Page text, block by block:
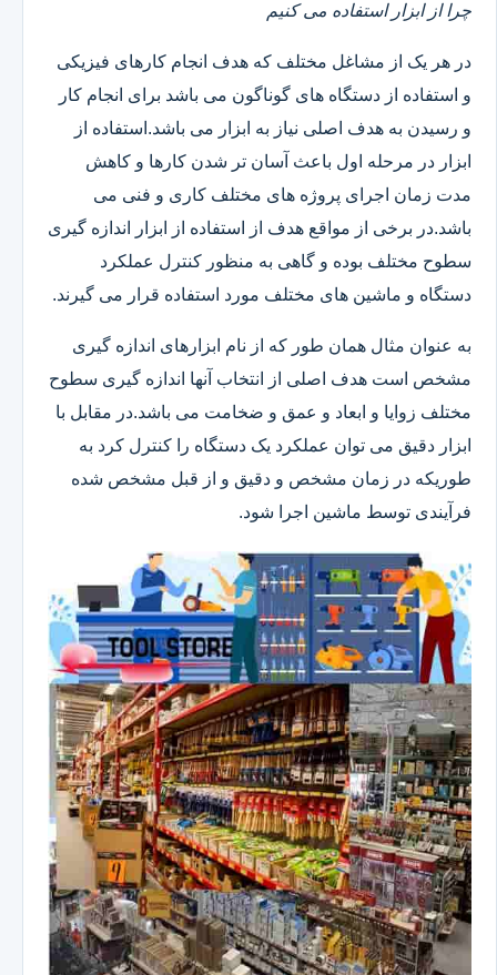
چرا از ابزار استفاده می کنیم
در هر یک از مشاغل مختلف که هدف انجام کارهای فیزیکی
و استفاده از دستگاه های گوناگون می باشد برای انجام کار
و رسیدن به هدف اصلی نیاز به ابزار می باشد.استفاده از
ابزار در مرحله اول باعث آسان تر شدن کارها و کاهش
مدت زمان اجرای پروژه های مختلف کاری و فنی می
باشد.در برخی از مواقع هدف از استفاده از ابزار اندازه گیری
سطوح مختلف بوده و گاهی به منظور کنترل عملکرد
دستگاه و ماشین های مختلف مورد استفاده قرار می گیرند.
به عنوان مثال همان طور که از نام ابزارهای اندازه گیری
مشخص است هدف اصلی از انتخاب آنها اندازه گیری سطوح
مختلف زوایا و ابعاد و عمق و ضخامت می باشد.در مقابل با
ابزار دقیق می توان عملکرد یک دستگاه را کنترل کرد به
طوریکه در زمان مشخص و دقیق و از قبل مشخص شده
فرآیندی توسط ماشین اجرا شود.